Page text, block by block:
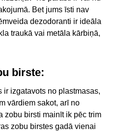
Bet jums īsti nav
dezodoranti ir ideāla
traukā vai metāla kārbiņā,
birste:
ir izgatavots no plastmasas,
vārdiem sakot, arī no
zobu birsti mainīt ik pēc trim
zobu birstes gadā vienai